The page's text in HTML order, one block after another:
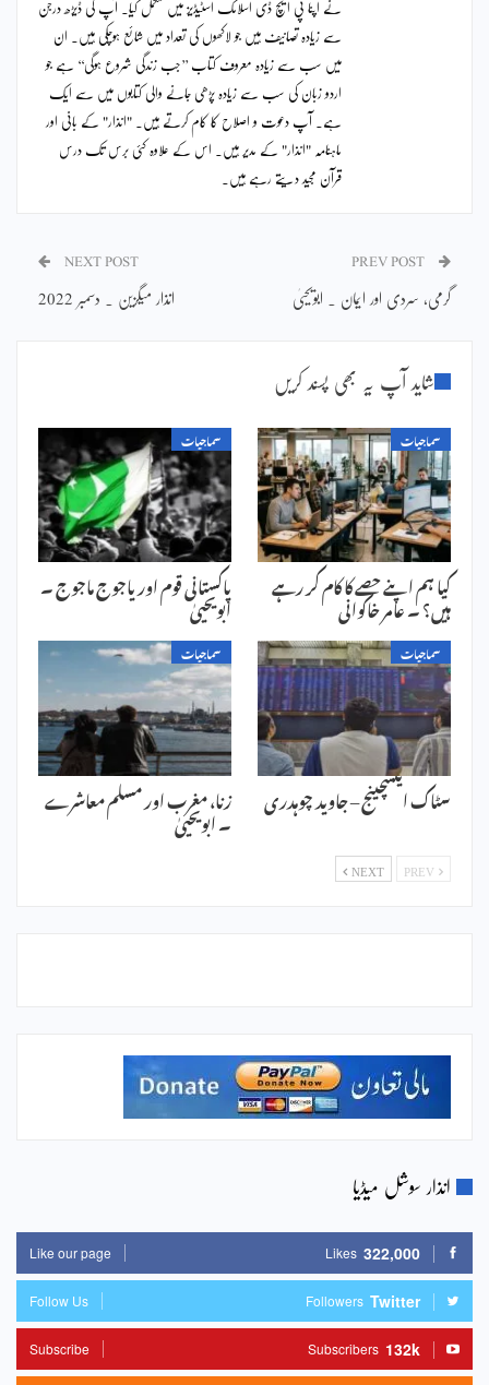
نے اپنا پی ایچ ڈی اسلامک اسٹیڈیز میں مکمل کیا۔ آپ کی ڈیڑھ درجن
سے زیادہ تصانیف ہیں جو لاکھوں کی تعداد میں شائع ہوچکی ہیں۔ ان
میں سب سے زیادہ معروف کتاب ’’جب زندگی شروع ہوگی‘‘ ہے جو
اردو زبان کی سب سے زیادہ پڑھی جانے والی کتابوں میں سے ایک
ہے۔ آپ دعوت و اصلاح کا کام کرتے ہیں۔ "انذار" کے بانی اور
ماہنامہ "انذار" کے مدیر ہیں۔ اس کے علاوہ کئی برس تک درس
قرآن مجید دیتے رہے ہیں۔
گرمی، سردی اور ایمان ۔ ابویحییٰ
NEXT POST
انذار میگزین ۔ دسمبر 2022
شاید آپ یہ بھی پسند کریں
سماجیات
کیا ہم اپنے حصے کا کام کر رہے
ہیں؟ ۔ عامر خاکوانی
سماجیات
پاکستانی قوم اور یاجوج ماجوج ۔
ابویحییٰ
سماجیات
سٹاک ایکسچینج – جاوید چوہدری
سماجیات
زنا، مغرب اور مسلم معاشرے
۔ ابویحییٰ
NEXT
انذار سوشل میڈیا
322,000
Likes
Like our page
Twitter
Followers
Follow Us
132k
Subscribers
Subscribe